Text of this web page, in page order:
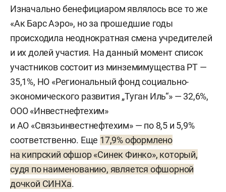
Изначально бенефициаром являлось все то же
«Ак Барс Аэро», но за прошедшие годы
происходила неоднократная смена учредителей
и их долей участия. На данный момент список
участников состоит из минземимущества РТ —
35,1%, НО «Региональный фонд социально-
экономического развития „Туган Иль“» — 32,6%,
ООО «Инвестнефтехим»
и АО «Связьинвестнефтехим» — по 8,5 и 5,9%
соответственно. Еще 17,9% оформлено
на кипрский офшор «Синек Финко», который,
судя по наименованию, является офшорной
дочкой СИНХа.